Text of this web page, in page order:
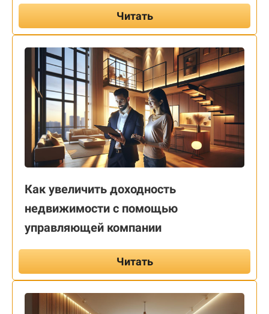
Читать
Как увеличить доходность
недвижимости с помощью
управляющей компании
Читать